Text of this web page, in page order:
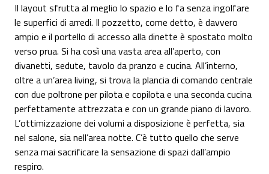
Il layout sfrutta al meglio lo spazio e lo fa senza ingolfare
le superfici di arredi. Il pozzetto, come detto, è davvero
ampio e il portello di accesso alla dinette è spostato molto
verso prua. Si ha così una vasta area all’aperto, con
divanetti, sedute, tavolo da pranzo e cucina. All’interno,
oltre a un’area living, si trova la plancia di comando centrale
con due poltrone per pilota e copilota e una seconda cucina
perfettamente attrezzata e con un grande piano di lavoro.
L’ottimizzazione dei volumi a disposizione è perfetta, sia
nel salone, sia nell’area notte. C’è tutto quello che serve
senza mai sacrificare la sensazione di spazi dall’ampio
respiro.